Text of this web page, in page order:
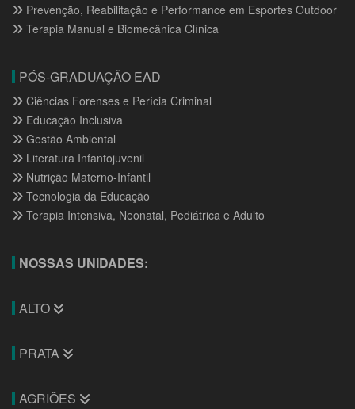
Prevenção, Reabilitação e Performance em Esportes Outdoor
Terapia Manual e Biomecânica Clínica
PÓS-GRADUAÇÃO EAD
Ciências Forenses e Perícia Criminal
Educação Inclusiva
Gestão Ambiental
Literatura Infantojuvenil
Nutrição Materno-Infantil
Tecnologia da Educação
Terapia Intensiva, Neonatal, Pediátrica e Adulto
NOSSAS UNIDADES:
ALTO
PRATA
AGRIÕES